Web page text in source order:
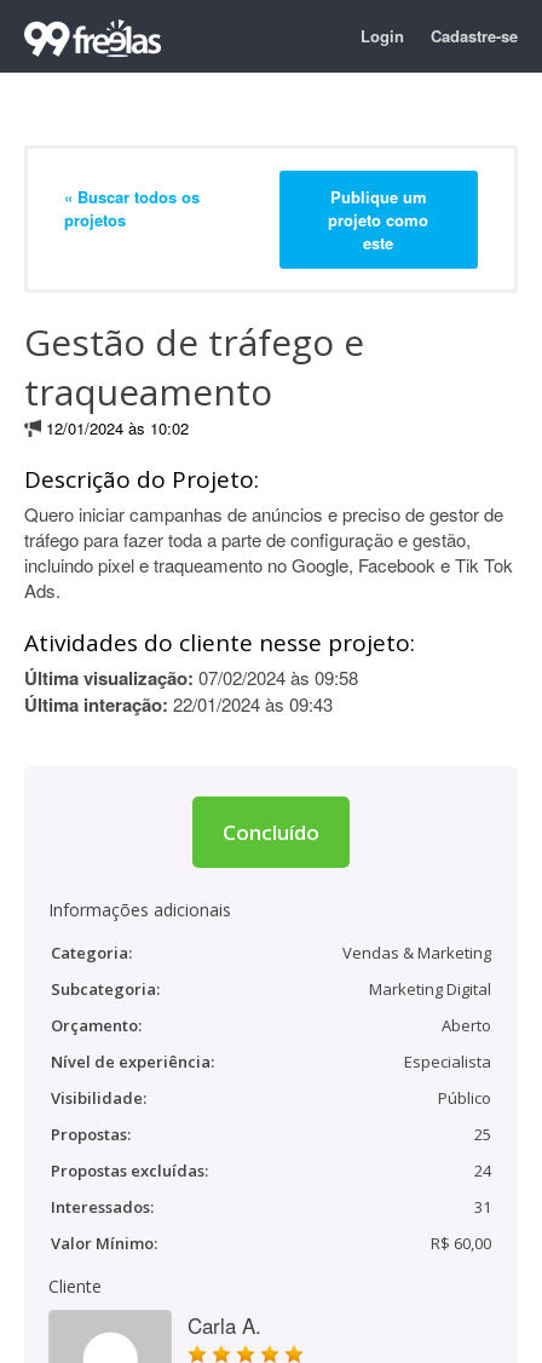
Login Cadastre-se
« Buscar todos os
projetos
Publique um
projeto como
este
Gestão de tráfego e
traqueamento
12/01/2024 às 10:02
Descrição do Projeto:
Quero iniciar campanhas de anúncios e preciso de gestor de
tráfego para fazer toda a parte de configuração e gestão,
incluindo pixel e traqueamento no Google, Facebook e Tik Tok
Ads.
Atividades do cliente nesse projeto:
Última visualização: 07/02/2024 às 09:58
Última interação: 22/01/2024 às 09:43
Concluído
Informações adicionais
Categoria:
Vendas & Marketing
Subcategoria:
Marketing Digital
Orçamento:
Aberto
Nível de experiência:
Especialista
Visibilidade:
Público
Propostas:
25
Propostas excluídas:
24
Interessados:
31
Valor Mínimo:
R$ 60,00
Cliente
Carla A.